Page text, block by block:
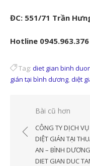
ĐC: 551/71 Trần
Hotline
Tag: diet gian binh
gián tại bình dương,diệt
Điều
hướng
bài
viết
Bài cũ hơn
CÔNG TY DỊCH VỤ
DIỆT GIÁN TẠI
AN – BÌNH
DIET GIAN DUC